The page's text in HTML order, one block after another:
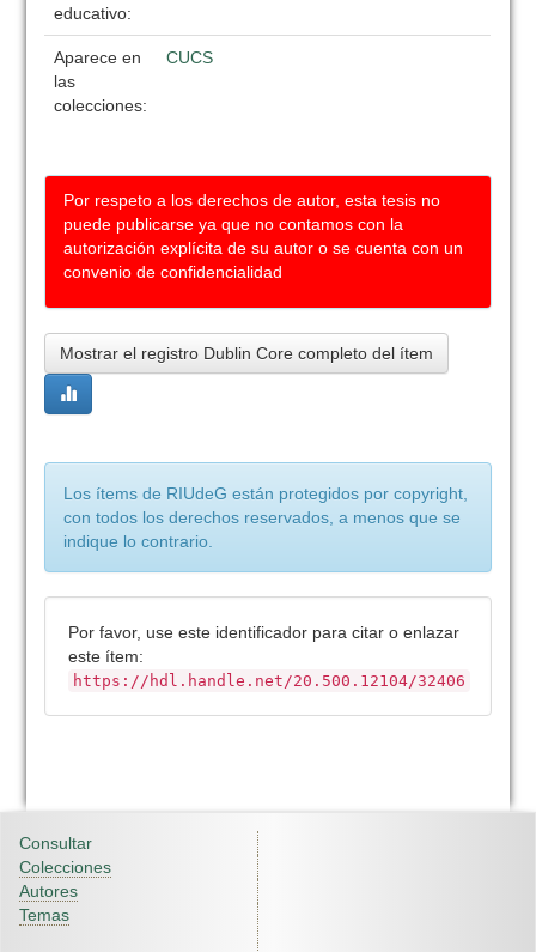
educativo:
Aparece en
las
colecciones:
CUCS
Por respeto a los derechos de autor, esta tesis no
puede publicarse ya que no contamos con la
autorización explícita de su autor o se cuenta con un
convenio de confidencialidad
Mostrar el registro Dublin Core completo del ítem
Los ítems de RIUdeG están protegidos por copyright,
con todos los derechos reservados, a menos que se
indique lo contrario.
Por favor, use este identificador para citar o enlazar
este ítem:
https://hdl.handle.net/20.500.12104/32406
Consultar
Colecciones
Autores
Temas